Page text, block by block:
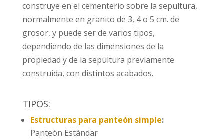
construye en el cementerio sobre la sepultura,
normalmente en granito de 3, 4 o 5 cm. de
grosor, y puede ser de varios tipos,
dependiendo de las dimensiones de la
propiedad y de la sepultura previamente
construida, con distintos acabados.
TIPOS:
Estructuras para panteón simple:
Panteón Estándar